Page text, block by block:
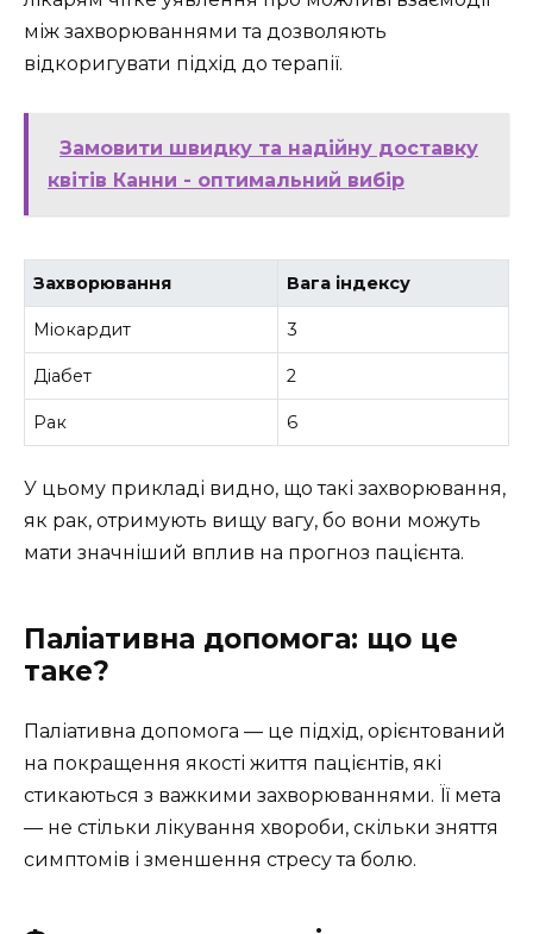
між захворюваннями та дозволяють
відкоригувати підхід до терапії.
Замовити швидку та надійну доставку
квітів Канни - оптимальний вибір
Захворювання Вага індексу
Міокардит 3
Діабет 2
Рак 6
У цьому прикладі видно, що такі захворювання,
як рак, отримують вищу вагу, бо вони можуть
мати значніший вплив на прогноз пацієнта.
Паліативна допомога: що це
таке?
Паліативна допомога — це підхід, орієнтований
на покращення якості життя пацієнтів, які
стикаються з важкими захворюваннями. Її мета
— не стільки лікування хвороби, скільки зняття
симптомів і зменшення стресу та болю.